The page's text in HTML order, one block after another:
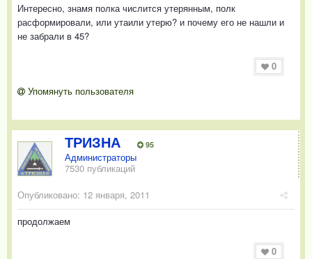
Интересно, знамя полка числится утерянным, полк
расформировали, или утаили утерю? и почему его не нашли и
не забрали в 45?
0
Упомянуть пользователя
ТРИЗНА 95
Администраторы
7530 публикаций
Опубликовано: 12 января, 2011
продолжаем
0